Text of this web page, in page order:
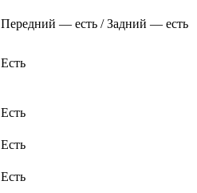
Передний — есть / Задний — есть
Есть
Есть
Есть
Есть